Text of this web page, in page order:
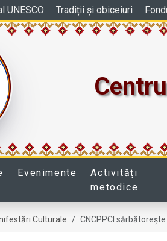
UNESCO Tradiții și obiceiuri
Evenimente
Activități
metodice
Culturale CNCPPCI